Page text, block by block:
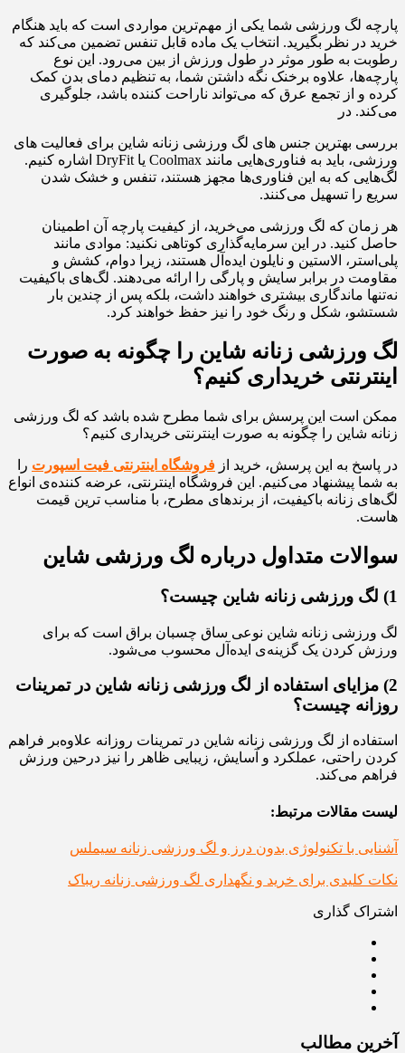
پارچه لگ ورزشی شما یکی از مهم‌ترین مواردی است که باید هنگام
خرید در نظر بگیرید. انتخاب یک ماده قابل تنفس تضمین می‌کند که
رطوبت به طور موثر در طول ورزش از بین می‌رود. این نوع
پارچه‌ها، علاوه بر‌خنک نگه داشتن شما، به تنظیم دمای بدن کمک
کرده و از تجمع عرق که می‌تواند ناراحت کننده باشد، جلوگیری
می‌کند. در
بررسی بهترین جنس‌ های لگ ورزشی زنانه شاین برای فعالیت‌ های
ورزشی، باید به فناوری‌هایی مانند Coolmax یا DryFit اشاره کنیم.
لگ‌هایی که به این فناوری‌ها مجهز هستند، تنفس و خشک شدن
سریع را تسهیل می‌کنند.
هر زمان که لگ ورزشی می‌خرید، از کیفیت پارچه آن اطمینان
حاصل کنید. در این سرمایه‌گذاری کوتاهی نکنید: موادی مانند
پلی‌استر، الاستین و نایلون ایده‌آل هستند، زیرا دوام، کشش و
مقاومت در برابر سایش و پارگی را ارائه می‌دهند. لگ‌های باکیفیت
نه‌تنها ماندگاری بیشتری خواهند داشت، بلکه پس‌ از چندین بار
شستشو، شکل و رنگ خود را نیز حفظ خواهند کرد.
لگ ورزشی زنانه شاین را چگونه به صورت
اینترنتی خریداری کنیم؟
ممکن است این پرسش برای شما مطرح شده باشد که لگ ورزشی
زنانه شاین را چگونه به صورت اینترنتی خریداری کنیم؟
در پاسخ به این پرسش، خرید از فروشگاه اینترنتی فیت اسپورت را
به شما پیشنهاد می‌کنیم. این فروشگاه اینترنتی، عرضه کننده‌ی انواع
لگ‌های زنانه با‌کیفیت، از برندهای مطرح، با مناسب‌ ترین قیمت‌
هاست.
سوالات متداول درباره لگ ورزشی شاین
1) لگ ورزشی زنانه شاین چیست؟
لگ ورزشی زنانه شاین نوعی ساق چسبان براق است که برای
ورزش کردن یک گزینه‌ی ایده‌آل محسوب می‌شود.
2) مزایای استفاده از لگ ورزشی زنانه شاین در تمرینات
روزانه چیست؟
استفاده از لگ ورزشی زنانه شاین در تمرینات روزانه علاوه‌بر فراهم
کردن راحتی، عملکرد و آسایش، زیبایی ظاهر را نیز در‌حین ورزش
فراهم می‌کند.
لیست مقالات مرتبط:
آشنایی با تکنولوژی بدون درز و لگ ورزشی زنانه سیملس
نکات کلیدی برای خرید و نگهداری لگ ورزشی زنانه ریباک
اشتراک گذاری
آخرین مطالب